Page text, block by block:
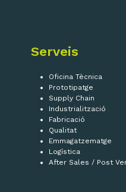
Serveis
Oficina Tècnica
Prototipatge
Supply Chain
Industrialització
Fabricació
Qualitat
Emmagatzematge
Logística
After Sales / Post